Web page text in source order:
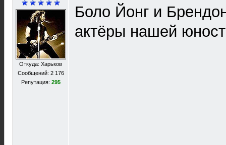
Откуда: Харьков
Сообщений: 2 176
Репутация: 295
Боло Йонг и
актёры нашей